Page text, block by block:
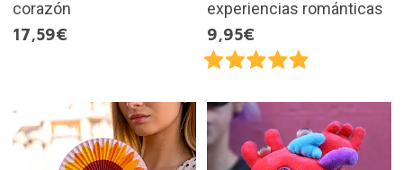
corazón
17,59€
experiencias románticas
9,95€